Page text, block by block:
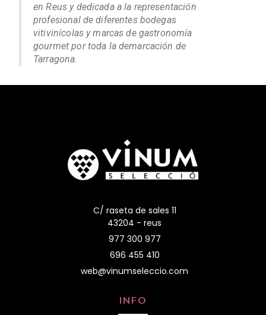
en Reus y dedicada a la representación
profesional de diferentes bodegas
vitivinícolas y marcas de gastronomía
gourmet por toda la demarcación de
Tarragona.
C/ raseta de sales 11
43204 - reus
977 300 977
696 455 410
web@vinumseleccio.com
INFO